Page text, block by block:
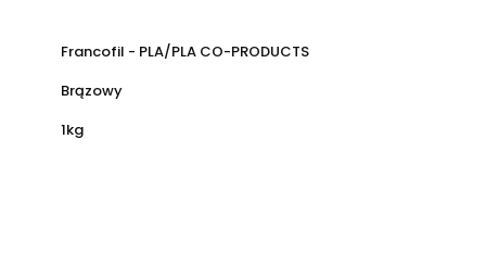
Francofil - PLA/PLA CO-PRODUCTS
Brązowy
1kg